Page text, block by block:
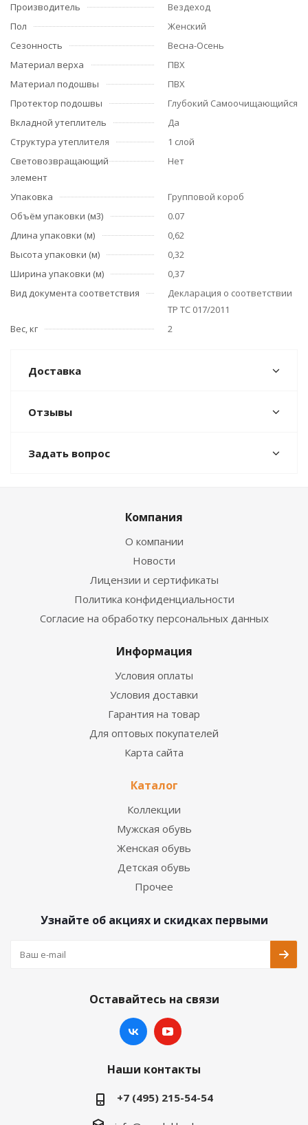
Производитель
Вездеход
Пол
Женский
Сезонность
Весна-Осень
Материал верха
ПВХ
Материал подошвы
ПВХ
Протектор подошвы
Глубокий Самоочищающийся
Вкладной утеплитель
Да
Структура утеплителя
1 слой
Световозвращающий
элемент
Нет
Упаковка
Групповой короб
Объём упаковки (м3)
0.07
Длина упаковки (м)
0,62
Высота упаковки (м)
0,32
Ширина упаковки (м)
0,37
Вид документа соответствия
Декларация о соответствии
ТР ТС 017/2011
Вес, кг
2
Доставка
Отзывы
Задать вопрос
Компания
О компании
Новости
Лицензии и сертификаты
Политика конфиденциальности
Согласие на обработку персональных данных
Информация
Условия оплаты
Условия доставки
Гарантия на товар
Для оптовых покупателей
Карта сайта
Каталог
Коллекции
Мужская обувь
Женская обувь
Детская обувь
Прочее
Узнайте об акциях и скидках первыми
Оставайтесь на связи
Наши контакты
+7 (495) 215-54-54